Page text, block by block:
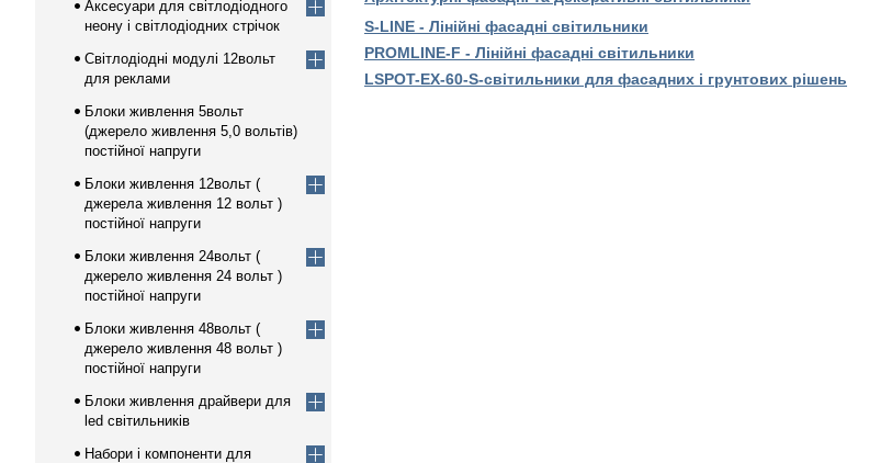
S-LINE - Лінійні фасадні світильники
PROMLINE-F - Лінійні фасадні світильники
LSPOT-EX-60-S-світильники для фасадних і грунтових рішень
Аксесуари для світлодіодного
неону і світлодіодних стрічок
Світлодіодні модулі 12вольт
для реклами
Блоки живлення 5вольт
(джерело живлення 5,0 вольтів)
постійної напруги
Блоки живлення 12вольт (
джерела живлення 12 вольт )
постійної напруги
Блоки живлення 24вольт (
джерело живлення 24 вольт )
постійної напруги
Блоки живлення 48вольт (
джерело живлення 48 вольт )
постійної напруги
Блоки живлення драйвери для
led світильників
Набори і компоненти для